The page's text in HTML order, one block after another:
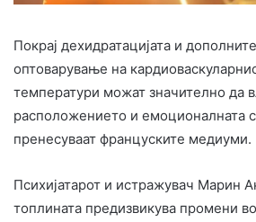
Покрај дехидратацијата и
оптоварување на
температури можат значително да
расположението и емоционалната
пренесуваат француските медиуми.
Психијатарот и истражувач Марин
топлината предизвикува промени